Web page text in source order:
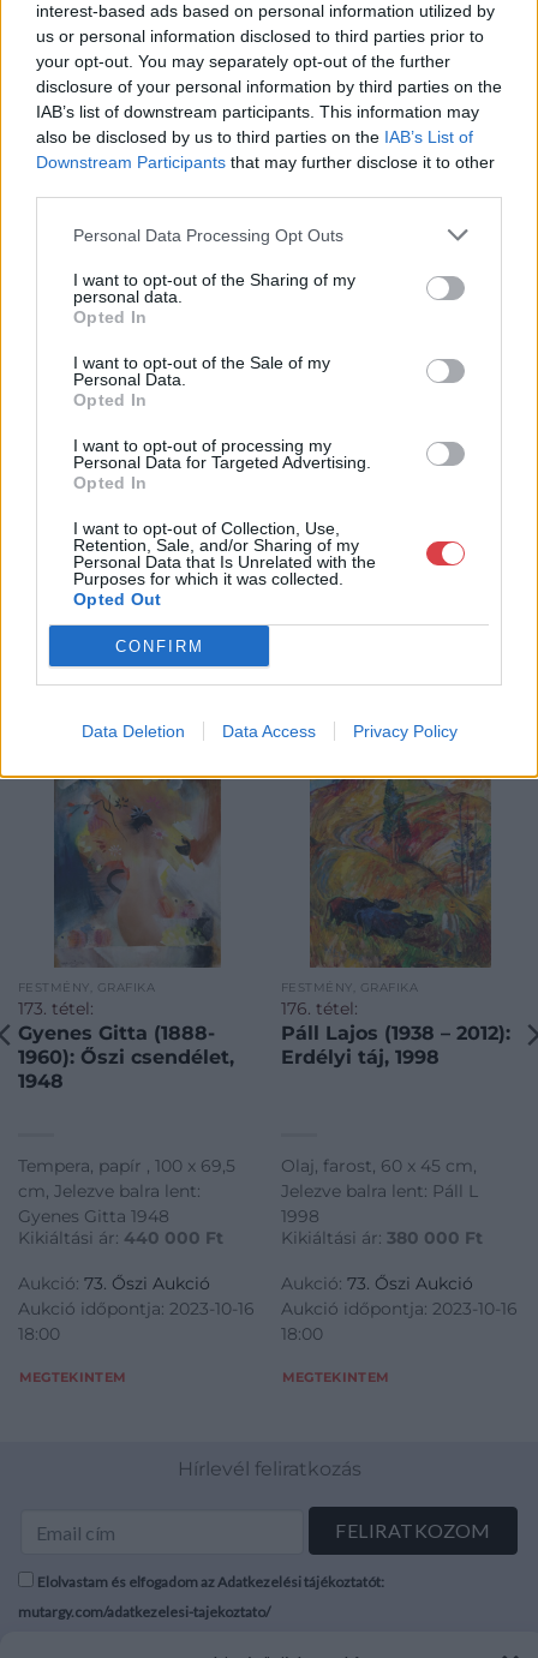
interest-based ads based on personal information utilized by
us or personal information disclosed to third parties prior to
your opt-out. You may separately opt-out of the further
disclosure of your personal information by third parties on the
IAB’s list of downstream participants. This information may
also be disclosed by us to third parties on the IAB’s List of
Downstream Participants that may further disclose it to other
Personal Data Processing Opt Outs
I want to opt-out of the Sharing of my
personal data.
Opted In
I want to opt-out of the Sale of my
Personal Data.
Opted In
I want to opt-out of processing my
Personal Data for Targeted Advertising.
Opted In
I want to opt-out of Collection, Use,
Retention, Sale, and/or Sharing of my
Personal Data that Is Unrelated with the
Purposes for which it was collected.
Opted Out
CONFIRM
Data Deletion Data Access Privacy Policy
Aukció helye: Budapest Kongresszusi Központ
Tételszám: 22
Eladó adatai
Eladó: Virág Judit Galéria
Mű-Terem Galéria Kft.
Telefon: 36-1-312-2071, 269-4681 269-4681
Bemutatkozás: Kiemelkedő kvalitású 19. és 20. századi magyar
festészet és szecessziós Zsolnay kerámiák adás-vétele és
GALÉRIA TOVÁBBI MŰTÁRGYAI
KAPCSOLÓDÓ MŰTÁRGYAK
FESTMÉNY, GRAFIKA
173. tétel:
Gyenes Gitta (1888-
1960): Őszi csendélet,
1948
Tempera, papír , 100 x 69,5
cm, Jelezve balra lent:
Gyenes Gitta 1948
Kikiáltási ár: 440 000 Ft
Aukció: 73. Őszi Aukció
Aukció időpontja: 2023-10-16
18:00
MEGTEKINTEM
FESTMÉNY, GRAFIKA
176. tétel:
Páll Lajos (1938 – 2012):
Erdélyi táj, 1998
Olaj, farost, 60 x 45 cm,
Jelezve balra lent: Páll L
1998
Kikiáltási ár: 380 000 Ft
Aukció: 73. Őszi Aukció
Aukció időpontja: 2023-10-16
18:00
MEGTEKINTEM
Hírlevél feliratkozás
Elolvastam és elfogadom az Adatkezelési tájékoztatót:
mutargy.com/adatkezelesi-tajekoztato/